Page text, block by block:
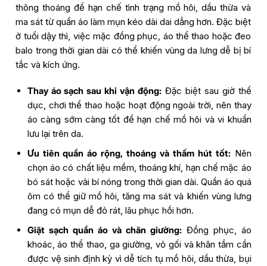
thông thoáng để hạn chế tình trạng mồ hôi, dầu thừa và
ma sát từ quần áo làm mụn kéo dài dai dẳng hơn. Đặc biệt
ở tuổi dậy thì, việc mặc đồng phục, áo thể thao hoặc đeo
balo trong thời gian dài có thể khiến vùng da lưng dễ bị bí
tắc và kích ứng.
Thay áo sạch sau khi vận động:Đặc biệt sau giờ thể
dục, chơi thể thao hoặc hoạt động ngoài trời, nên thay
áo càng sớm càng tốt để hạn chế mồ hôi và vi khuẩn
lưu lại trên da.
Ưu tiên quần áo rộng, thoáng và thấm hút tốt:Nên
chọn áo có chất liệu mềm, thoáng khí, hạn chế mặc áo
bó sát hoặc vải bí nóng trong thời gian dài. Quần áo quá
ôm có thể giữ mồ hôi, tăng ma sát và khiến vùng lưng
đang có mụn dễ đỏ rát, lâu phục hồi hơn.
Giặt sạch quần áo và chăn giường:Đồng phục, áo
khoác, áo thể thao, ga giường, vỏ gối và khăn tắm cần
được vệ sinh định kỳ vì dễ tích tụ mồ hôi, dầu thừa, bụi